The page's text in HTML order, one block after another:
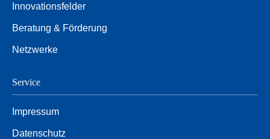
Innovationsfelder
Beratung & Förderung
Netzwerke
Service
Impressum
Datenschutz